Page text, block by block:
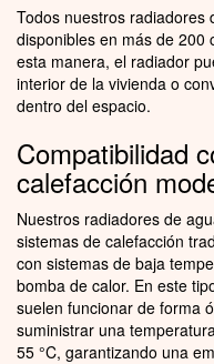
Todos nuestros radiadores
disponibles en más de 200
esta manera, el radiador
interior de la vivienda o
dentro del espacio.
Compatibilidad
calefacción
Nuestros radiadores de
sistemas de calefacción
con sistemas de baja
bomba de calor. En este
suelen funcionar de forma
suministrar una
55 °C, garantizando una